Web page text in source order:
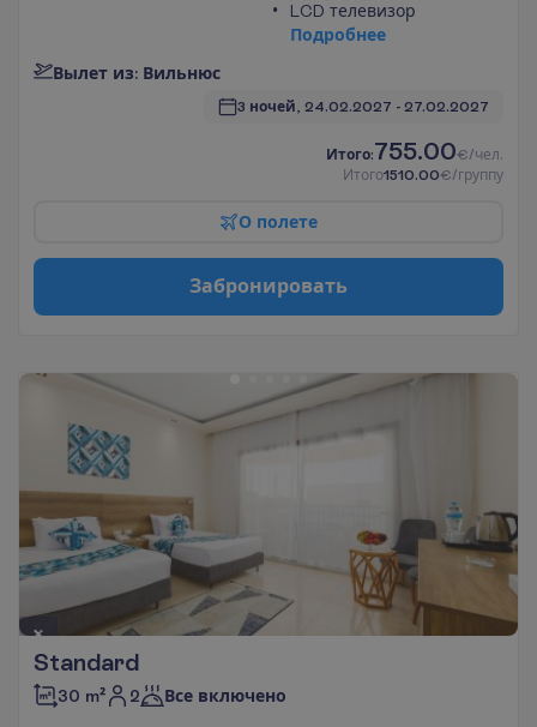
LCD телевизор
Подробнее
Вылет из: Вильнюс
3 ночей, 24.02.2027 - 27.02.2027
И того:755.00€/чел.
Итого1510.00€/группу
О полете
Забронировать
Standard
30 m² 2 Все включено